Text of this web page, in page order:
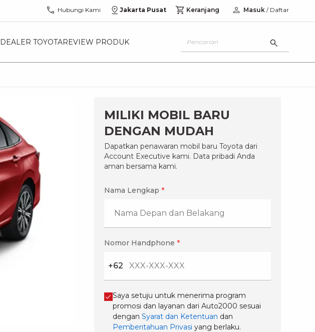
Hubungi Kami Jakarta Pusat Keranjang Masuk / Daftar
DEALER TOYOTAREVIEW PRODUK
MILIKI MOBIL BARU
DENGAN MUDAH
Dapatkan penawaran mobil baru Toyota dari
Account Executive kami. Data pribadi Anda
aman bersama kami.
Nama Lengkap *
Nomor Handphone *
+62
Saya setuju untuk menerima program
promosi dan layanan dari Auto2000 sesuai
dengan Syarat dan Ketentuan dan
Pemberitahuan Privasi yang berlaku.